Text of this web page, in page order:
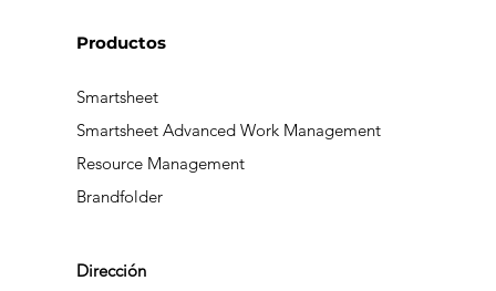
Dirección
Productos
Smartsheet
Resource Management
Brandfolder
Smartsheet Advanced Work Management